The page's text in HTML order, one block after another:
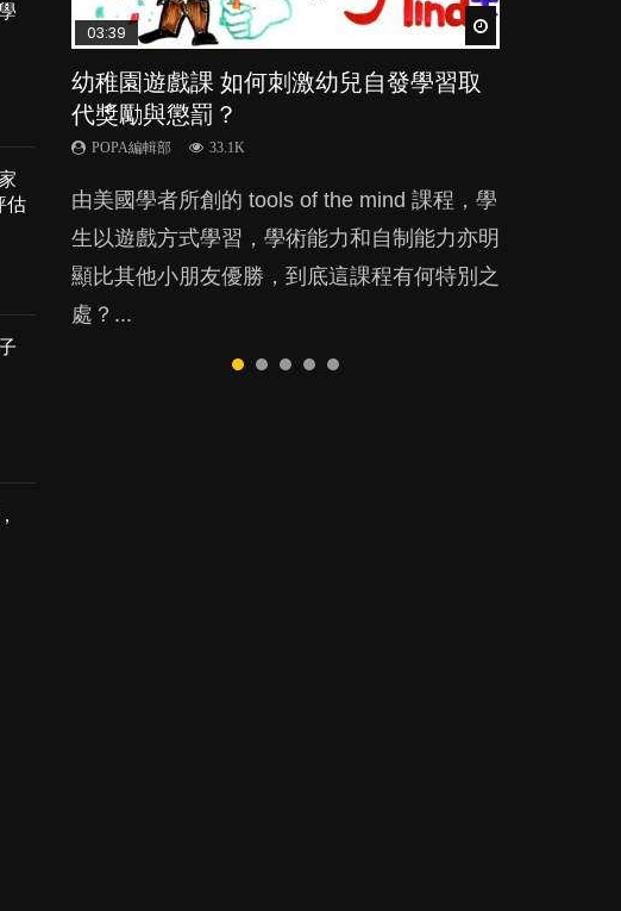
估
03:39
幼稚園遊戲課 如何刺激幼兒自發學習取
代獎勵與懲罰？
POPA編輯部 33.1K
由美國學者所創的 tools of the mind 課程，學
生以遊戲方式學習，學術能力和自制能力亦明
顯比其他小朋友優勝，到底這課程有何特別之
處？...
04:59
幼兒playgroup真係玩耍中學習？研究指
BB 15個月大前上堂不見效果
POPA編輯部 47.1K
現今小朋友的起跑線，愈推愈前。雖然政府並
無官方的統計數字，但粗略估算，香港至少有
六、七百家早期教育中心，但孩子是否愈早上
Playgroup愈好？...
03:02
老公患產後憂鬱症對BB的影響
POPA編輯部 15.9K
後抑鬱，影響日常生活，嚴重的甚至會有自
殺，或傷害小朋友的念頭。但為何爸爸患上產
後抑鬱往往難以察覺？...
04:06
全職好？在職好？｜全職媽媽與在職媽媽
的壓力與價值
POPA編輯部 25.8K
許多媽媽心底可能都有一刻掙扎過：究竟全職
好，還是在職好。雖說每個家庭都有自己的獨
特狀況和考慮因素，但原來全職和在職媽媽所
養育的子女其實都各有擅長。...
04:18
凡事以BB為中心，就係好爸媽？｜別忽
視父母的身心虛耗
POPA編輯部 31.5K
父母日夜無間、身心俱疲地照顧BB，如何做
到正向教養？部份父母更會為了小朋友放棄自
己的嗜好、減少出席朋友聚會等等，你以為會
換來美好的親子關係，有助小朋友成長，但原